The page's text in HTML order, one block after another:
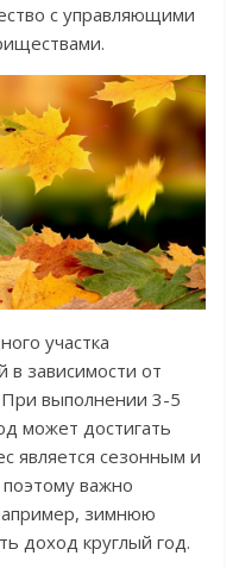
с управляющими
участка
в зависимости от
выполнении 3-5
может достигать
является сезонным и
важно
зимнюю
доход круглый год.